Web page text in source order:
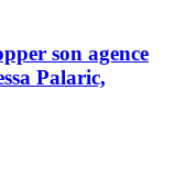
son agence
Palaric,